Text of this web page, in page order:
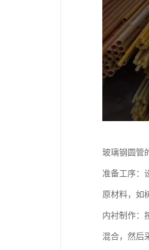
玻璃钢圆管
准备工序：
原材料，如
内衬制作：
混合，然后